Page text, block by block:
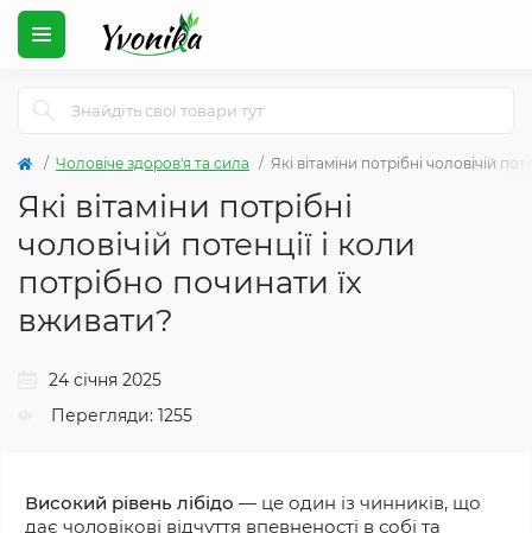
Чоловіче здоров'я та сила Які вітаміни потрібні чоловічій
Які вітаміни потрібні
чоловічій потенції і коли
потрібно починати їх
вживати?
24 січня 2025
Перегляди: 1255
Високий рівень лібідо — це один із чинників, що
дає чоловікові відчуття впевненості в собі та